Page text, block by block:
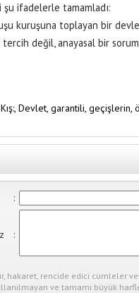
şu ifadelerle tamamladı:
kuruşuna toplayan bir
değil, anayasal bir
Kış:, Devlet, garantili, geçişlerin,
:
:
hakaret, rencide edici cümleler
ve tamamı büyük